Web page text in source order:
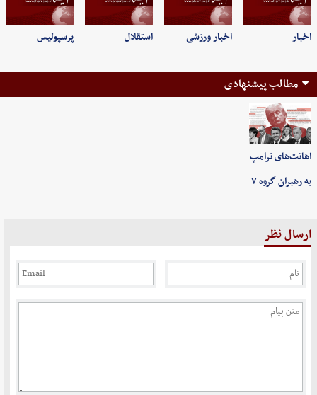
اخبار اخبار ورزشی استقلال پرسپولیس
مطالب پیشنهادی
اهانت‌های ترامپ
به رهبران گروه ۷
ارسال نظر